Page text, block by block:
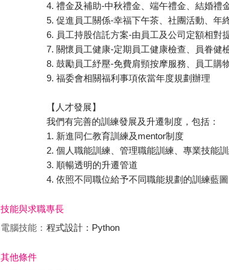
4. 禮金及補助-中秋禮金、端午禮金、結婚禮
5. 促進員工關係-幸福下午茶、社團活動、年
6. 員工持股信託方案-由員工及公司定額相對
7. 關懷員工健康-定期員工健康檢查、員眷健
8. 鼓勵員工紓壓-免費肩頸按摩服務、員工購
9. 福委會相關福利事項依當年度規劃辦理
【人才發展】
我們有完善的訓練發展及升遷制度，包括：
1. 新進同仁教育訓練及mentor制度
2. 個人職能訓練、管理職能訓練、專業技能
3. 順暢透明的升遷管道
4. 依照不同職位給予不同職能規劃的訓練藍圖
技能與求職專長
電腦技能： 程式設計：Python
其他條件